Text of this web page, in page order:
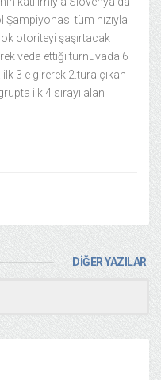
tüm hızıyla
otoriteyi şaşırtacak
veda ettiği turnuvada 6
3 e girerek 2.tura çıkan
ilk 4 sırayı alan
DİĞER YAZILAR